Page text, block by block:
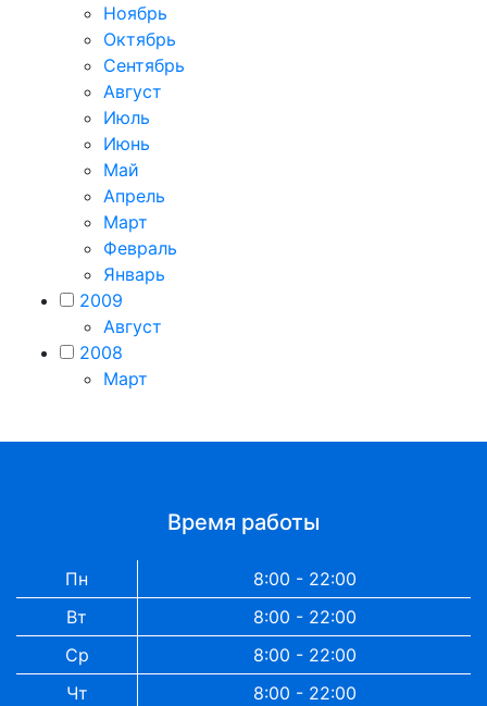
Ноябрь
Октябрь
Сентябрь
Август
Июль
Июнь
Май
Апрель
Март
Февраль
Январь
2009
Август
2008
Март
Время работы
Пн
8:00 - 22:00
Вт
8:00 - 22:00
Ср
8:00 - 22:00
Чт
8:00 - 22:00